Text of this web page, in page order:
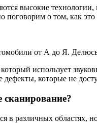
высокие
о том, как
от А до Я.
который использует
которые не
сканирование?
в различных областях,